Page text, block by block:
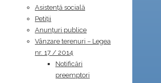
Asistență socială
Petiții
Anunțuri publice
Vânzare terenuri – Legea
nr. 17 / 2014
Notificări
preemptori